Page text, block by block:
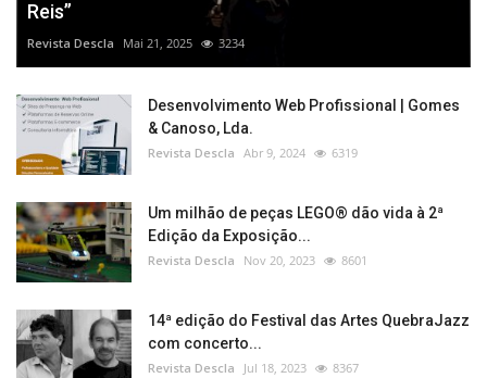
Reis”
Revista Descla Mai 21, 2025 3234
Desenvolvimento Web Profissional | Gomes
& Canoso, Lda.
Revista Descla Abr 9, 2024 6319
Um milhão de peças LEGO® dão vida à 2ª
Edição da Exposição...
Revista Descla Nov 20, 2023 8601
14ª edição do Festival das Artes QuebraJazz
com concerto...
Revista Descla Jul 18, 2023 8367